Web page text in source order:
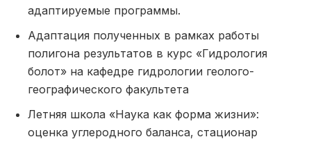
адаптируемые программы.
Адаптация полученных в рамках работы
полигона результатов в курс «Гидрология
болот» на кафедре гидрологии геолого-
географического факультета
Летняя школа «Наука как форма жизни»:
оценка углеродного баланса, стационар